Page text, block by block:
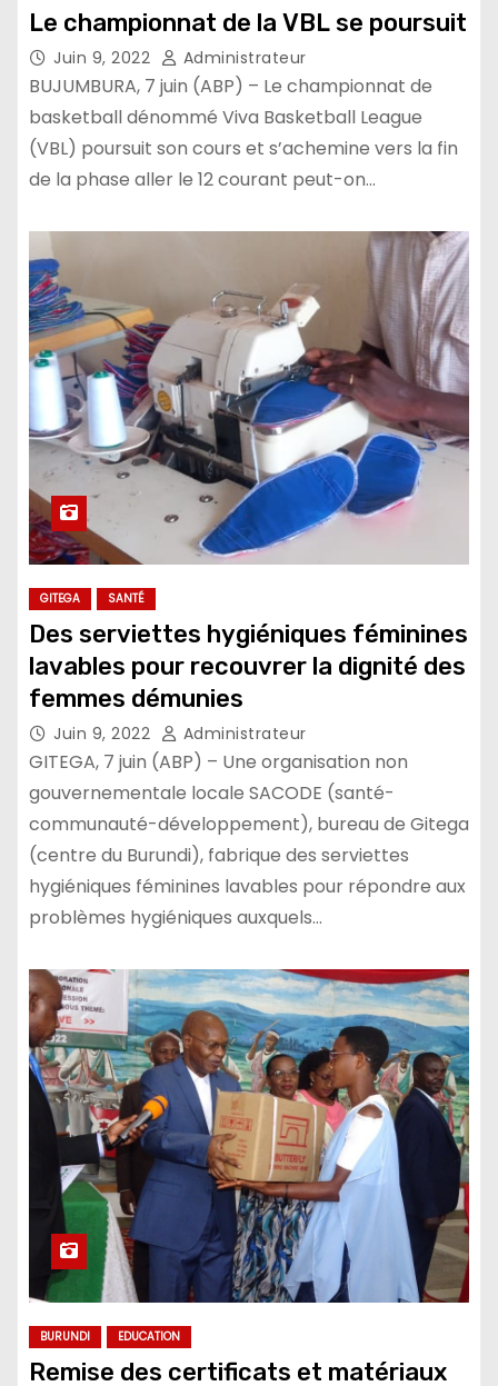
Le championnat de la VBL se poursuit
Juin 9, 2022 Administrateur
BUJUMBURA, 7 juin (ABP) – Le championnat de
basketball dénommé Viva Basketball League
(VBL) poursuit son cours et s’achemine vers la fin
de la phase aller le 12 courant peut-on…
GITEGA SANTÉ
Des serviettes hygiéniques féminines
lavables pour recouvrer la dignité des
femmes démunies
Juin 9, 2022 Administrateur
GITEGA, 7 juin (ABP) – Une organisation non
gouvernementale locale SACODE (santé-
communauté-développement), bureau de Gitega
(centre du Burundi), fabrique des serviettes
hygiéniques féminines lavables pour répondre aux
problèmes hygiéniques auxquels…
BURUNDI EDUCATION
Remise des certificats et matériaux